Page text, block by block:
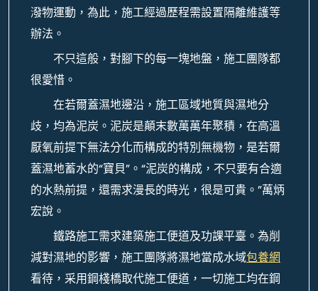
潑物運動，為此，施工經過歷程需設置隔離維護等
辦法。
不只這般，對腳下的每一塊地盤，施工團隊都
很愛惜。
在若爾蓋濕地邊沿，施工區域地質與濕地分
歧，均為泥炭。泥炭是顛末數萬萬年聚積，在高溫
厭氧前提下無法分化而構成的特別無機物，是若爾
蓋濕地蓄水的“寶貝”。“泥炭的構成，不只要有合適
的水熱前提，還需求漫長的時光，很是可貴。”萬炳
宏說。
鐵路施工需求建築施工便道及功課平臺。為削
減對濕地的影響，施工團隊將濕地當成水域包養網
看待，采用鋼棧橋取代施工便道，一切施工均在鋼